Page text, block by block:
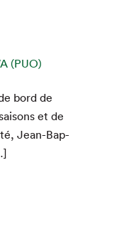
(PUO)
bord de
et de
Jean-Bap­